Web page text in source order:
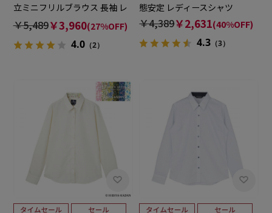
立ミニフリルブラウス 長袖 レ
ディースデザインシャツ
￥5,489￥3,960(27%OFF)
4.0（2）
態安定 レディースシャツ
￥4,389￥2,631(40%OFF)
4.3 （3）